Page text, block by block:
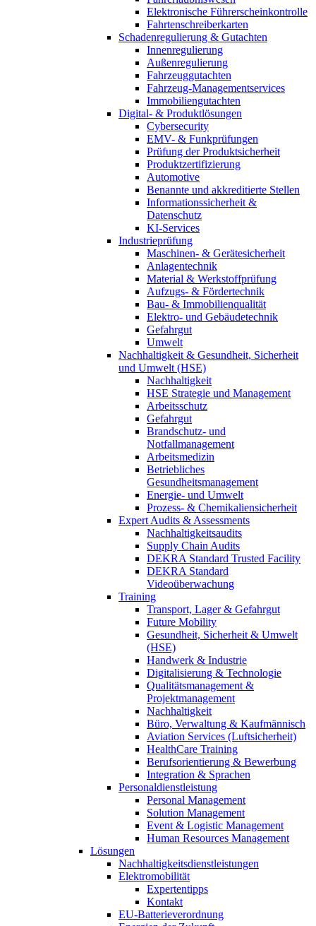
Elektronische Führerscheinkontrolle
Fahrtenschreiberkarten
Schadenregulierung & Gutachten
Innenregulierung
Außenregulierung
Fahrzeuggutachten
Fahrzeug-Managementservices
Immobiliengutachten
Digital- & Produktlösungen
Cybersecurity
EMV- & Funkprüfungen
Prüfung der Produktsicherheit
Produktzertifizierung
Automotive
Benannte und akkreditierte Stellen
Informationssicherheit &
Datenschutz
KI-Services
Industrieprüfung
Maschinen- & Gerätesicherheit
Anlagentechnik
Material & Werkstoffprüfung
Aufzugs- & Fördertechnik
Bau- & Immobilienqualität
Elektro- und Gebäudetechnik
Gefahrgut
Umwelt
Nachhaltigkeit & Gesundheit, Sicherheit
und Umwelt (HSE)
Nachhaltigkeit
HSE Strategie und Management
Arbeitsschutz
Gefahrgut
Brandschutz- und
Notfallmanagement
Arbeitsmedizin
Betriebliches
Gesundheitsmanagement
Energie- und Umwelt
Prozess- & Chemikaliensicherheit
Expert Audits & Assessments
Nachhaltigkeitsaudits
Supply Chain Audits
DEKRA Standard Trusted Facility
DEKRA Standard
Videoüberwachung
Training
Transport, Lager & Gefahrgut
Future Mobility
Gesundheit, Sicherheit & Umwelt
(HSE)
Handwerk & Industrie
Digitalisierung & Technologie
Qualitätsmanagement &
Projektmanagement
Nachhaltigkeit
Büro, Verwaltung & Kaufmännisch
Aviation Services (Luftsicherheit)
HealthCare Training
Berufsorientierung & Bewerbung
Integration & Sprachen
Personaldienstleistung
Personal Management
Solution Management
Event & Logistic Management
Human Resources Management
Lösungen
Nachhaltigkeitsdienstleistungen
Elektromobilität
Expertentipps
Kontakt
EU-Batterieverordnung